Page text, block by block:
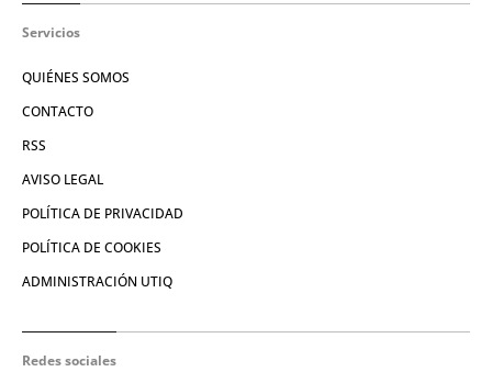
Servicios
QUIÉNES SOMOS
CONTACTO
RSS
AVISO LEGAL
POLÍTICA DE PRIVACIDAD
POLÍTICA DE COOKIES
ADMINISTRACIÓN UTIQ
Redes sociales